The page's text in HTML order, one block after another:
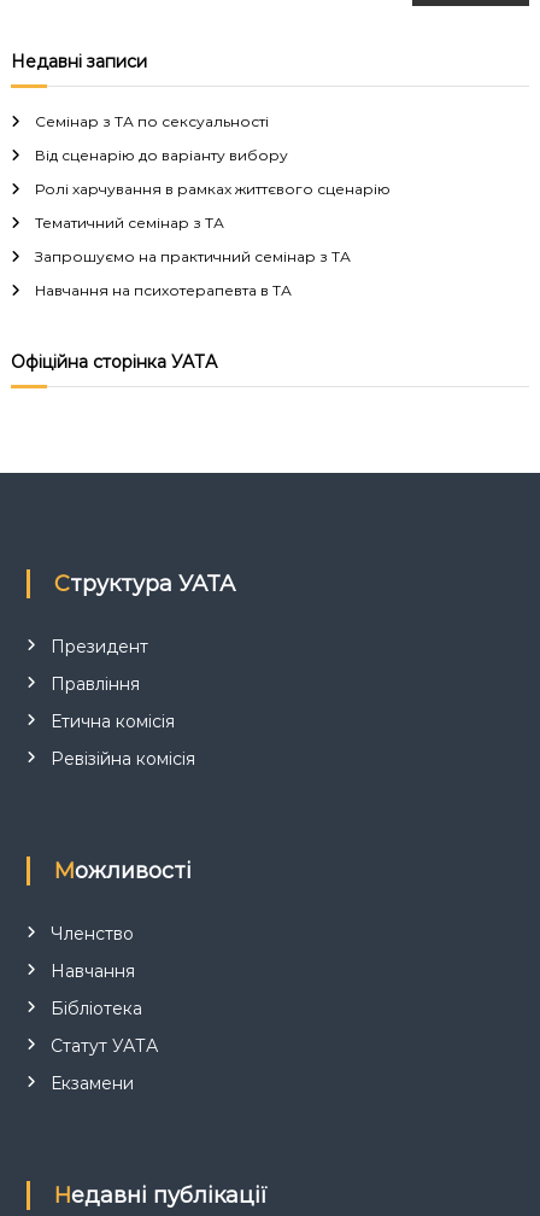
в
і
г
а
ц
я
и
с
в
Недавні записи
Семінар з ТА по сексуальності
Від сценарію до варіанту вибору
Ролі харчування в рамках життєвого сценарію
Тематичний семінар з ТА
Запрошуємо на практичний семінар з ТА
Навчання на психотерапевта в ТА
Офіційна сторінка УАТА
Структура УАТА
Президент
Правління
Етична комісія
Ревізійна комісія
Можливості
Членство
Навчання
Бібліотека
Статут УАТА
Екзамени
Недавні публікації